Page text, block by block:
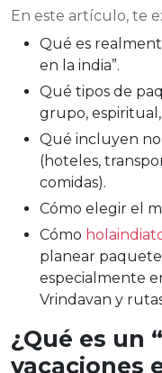
En este artículo, te
Qué es
en la india”.
Qué tipos de
grupo,
Qué incluyen
(hoteles,
comidas).
Cómo elegir el
Cómo
planear
especialmente
Vrindavan y
¿Qué es un
vacaciones